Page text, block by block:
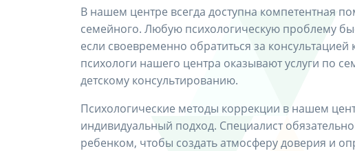
В нашем центре всегда доступна компетентная
семейного. Любую психологическую проблему
если своевременно обратиться за
психологи нашего центра оказывают услуги по
детскому консультированию.
Психологические методы коррекции в нашем
индивидуальный подход. Специалист
ребенком, чтобы создать атмосферу доверия и